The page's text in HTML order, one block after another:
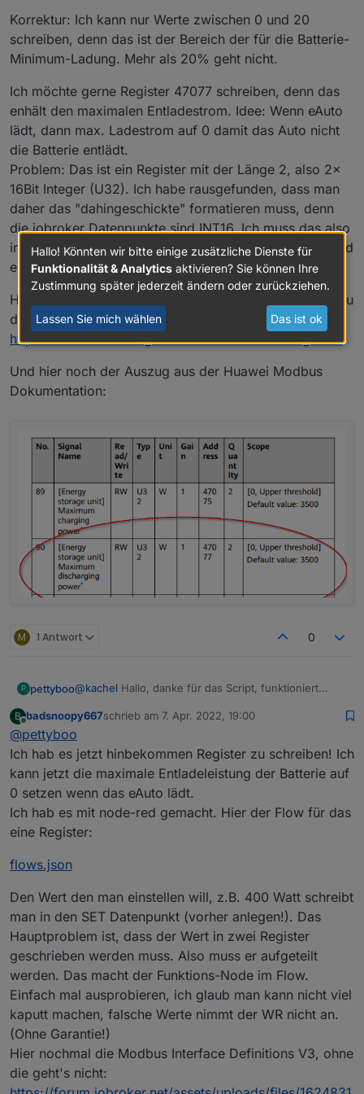
Korrektur: Ich kann nur Werte zwischen 0 und 20
schreiben, denn das ist der Bereich der für die Batterie-
Minimum-Ladung. Mehr als 20% geht nicht.
Ich möchte gerne Register 47077 schreiben, denn das
enhält den maximalen Entladestrom. Idee: Wenn eAuto
lädt, dann max. Ladestrom auf 0 damit das Auto nicht
die Batterie entlädt.
Problem: Das ist ein Register mit der Länge 2, also 2x
16Bit Integer (U32). Ich habe rausgefunden, dass man
daher das "dahingeschickte" formatieren muss, denn
die iobroker Datenpunkte sind INT16. Ich muss das also
in 2x INT16 aufteilen. Aber wie geht das? Hat da jemand
eine Idee?
Hier ist das beschrieben, aber ich werde da nicht schlau
draus:
https://stevesnoderedguide.com/modbus-writing-data
Und hier noch der Auszug aus der Huawei Modbus
Dokumentation:
M 1 Antwort 0
P pettyboo@kachel Hallo, danke für das Script, funktioniert
Hättest Du vielleicht schon ein Beispiel zum
Schreiben in Register. Würde es dringend brauchen,
bin aber leider ziemlich ratlos, wie ich das realisieren
könnte.
Dank dir im Voraus.
B
Offline
badsnoopy667schrieb am 7. Apr. 2022, 19:00
zuletzt editiert von
@pettyboo
Ich hab es jetzt hinbekommen Register zu schreiben! Ich
kann jetzt die maximale Entladeleistung der Batterie auf
0 setzen wenn das eAuto lädt.
Ich hab es mit node-red gemacht. Hier der Flow für das
eine Register:
flows.json
Den Wert den man einstellen will, z.B. 400 Watt schreibt
man in den SET Datenpunkt (vorher anlegen!). Das
Hauptproblem ist, dass der Wert in zwei Register
geschrieben werden muss. Also muss er aufgeteilt
werden. Das macht der Funktions-Node im Flow.
Einfach mal ausprobieren, ich glaub man kann nicht viel
kaputt machen, falsche Werte nimmt der WR nicht an.
(Ohne Garantie!)
Hier nochmal die Modbus Interface Definitions V3, ohne
die geht's nicht:
Hallo! Könnten wir bitte einige zusätzliche Dienste für
Funktionalität & Analytics aktivieren? Sie können Ihre
Zustimmung später jederzeit ändern oder zurückziehen.
Lassen Sie mich wählen Das ist ok